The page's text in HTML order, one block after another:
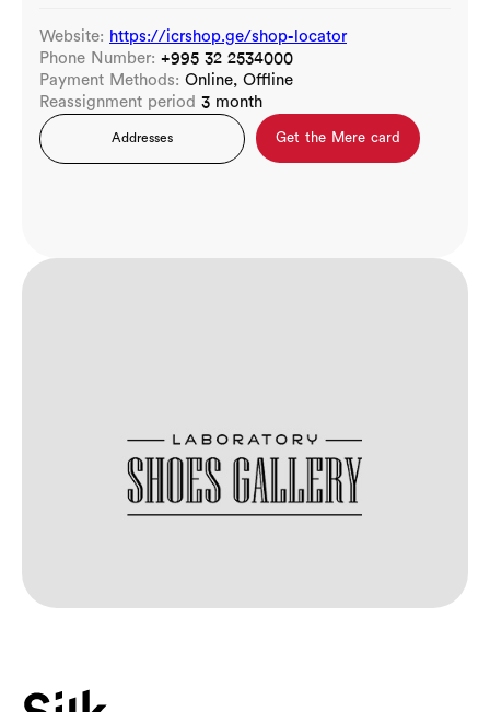
Website: https://icrshop.ge/shop-locator
Phone Number: +995 32 2534000
Payment Methods: Online, Offline
Reassignment period 3 month
Addresses Get the Mere card